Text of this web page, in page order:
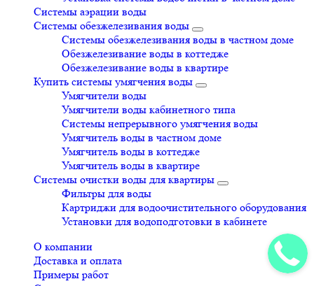
Системы аэрации воды
Системы обезжелезивания воды
Системы обезжелезивания воды в частном доме
Обезжелезивание воды в коттедже
Обезжелезивание воды в квартире
Купить системы умягчения воды
Умягчители воды
Умягчители воды кабинетного типа
Системы непрерывного умягчения воды
Умягчитель воды в частном доме
Умягчитель воды в коттедже
Умягчитель воды в квартире
Системы очистки воды для квартиры
Фильтры для воды
Картриджи для водоочистительного оборудования
Установки для водоподготовки в кабинете
О компании
Доставка и оплата
Примеры работ